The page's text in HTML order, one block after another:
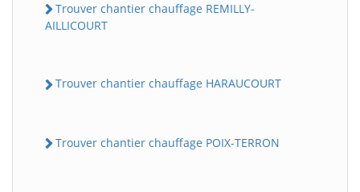
Trouver chantier chauffage REMILLY-
AILLICOURT
Trouver chantier chauffage HARAUCOURT
Trouver chantier chauffage POIX-TERRON